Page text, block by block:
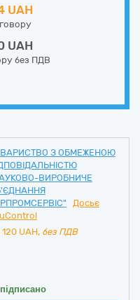
UAH
UAH
без ПДВ
З ОБМЕЖЕНОЮ
ВИРОБНИЧЕ
Досьє
UAH, без ПДВ